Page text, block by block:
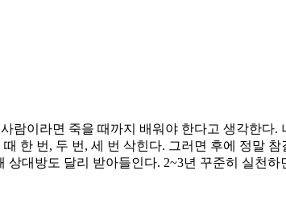
람이라면 죽을 때까지 배워야 한다고 생각한
한 번, 두 번, 세 번 삭힌다. 그러면 후에 정말
상대방도 달리 받아들인다. 2~3년 꾸준히 실천